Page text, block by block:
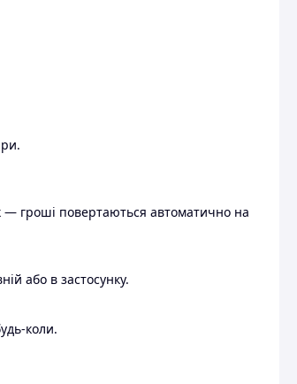
— гроші повертаються автоматично на
або в застосунку.
коли.